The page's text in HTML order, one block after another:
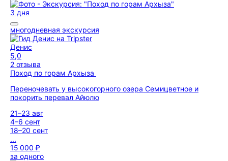
3 дня
многодневная экскурсия
Денис
5,0
2 отзыва
Поход по горам Архыза
Переночевать у высокогорного озера Семицветное и
покорить перевал Айюлю
21–23 авг
4–6 сент
18–20 сент
...
15 000 ₽
за одного